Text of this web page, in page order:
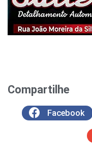
Compartilhe
Facebook